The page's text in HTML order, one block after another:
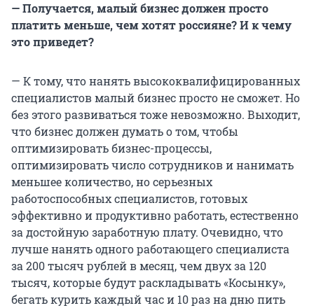
— Получается, малый бизнес должен просто
платить меньше, чем хотят россияне? И к чему
это приведет?
— К тому, что нанять высококвалифицированных
специалистов малый бизнес просто не сможет. Но
без этого развиваться тоже невозможно. Выходит,
что бизнес должен думать о том, чтобы
оптимизировать бизнес-процессы,
оптимизировать число сотрудников и нанимать
меньшее количество, но серьезных
работоспособных специалистов, готовых
эффективно и продуктивно работать, естественно
за достойную заработную плату. Очевидно, что
лучше нанять одного работающего специалиста
за 200 тысяч рублей в месяц, чем двух за 120
тысяч, которые будут раскладывать «Косынку»,
бегать курить каждый час и 10 раз на дню пить